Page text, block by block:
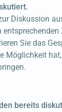
Diskussion
Sie das
Möglichkeit
bereits